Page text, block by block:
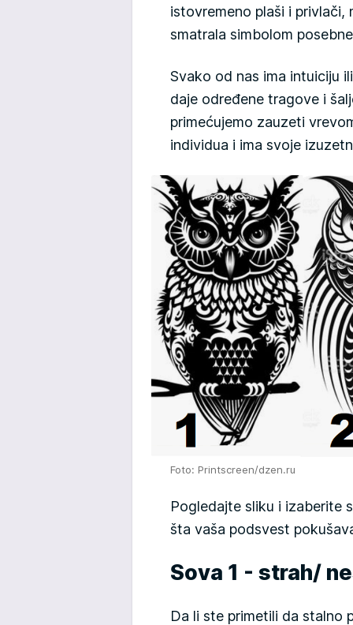
istovremeno plaši i
smatrala simbolom
Svako od nas ima intuiciju
daje određene tragove i
primećujemo zauzeti
individua i ima svoje
Foto: Printscreen/dzen.ru
Pogledajte sliku i izaberite
šta vaša podsvest
Sova 1 - strah/
Da li ste primetili da stalno